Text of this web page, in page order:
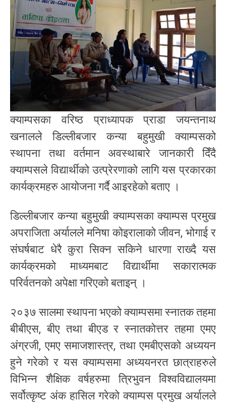
क्याम्पसका वरिष्ठ प्राध्यापक प्राडा जयन्तनाथ
खनालले डिल्लीबजार कन्या बहुमुखी क्याम्पसको
स्थापना तथा वर्तमान अवस्थाबारे जानकारी दिँदै
क्याम्पसले विद्यार्थीको उत्प्रेरणाको लागि यस प्रकारका
कार्यक्रमहरु आयोजना गर्दै आइरहेको बताए ।
डिल्लीबजार कन्या बहुमुखी क्याम्पसका क्याम्पस प्रमुख
अपराजिता अर्यालले मनिषा कोइरालाको जीवन, भोगाई र
संघर्षबाट धेरै कुरा सिक्न सकिने धारणा राख्दै यस
कार्यक्रमको माध्यमबाट विद्यार्थीमा सकारात्मक
परिर्वतनको अपेक्षा गरिएको बताइन् ।
२०३७ सालमा स्थापना भएको क्याम्पसमा स्नातक तहमा
बीबीएस, बीए तथा बीएड र स्नातकोत्तर तहमा एमए
अंग्रजी, एमए समाजशास्त्र, तथा एमबीएसको अध्ययन
हुने गरेको र यस क्याम्पसमा अध्ययनरत छात्राहरुले
विभिन्न शैक्षिक वर्षहरुमा त्रिभुवन विश्वविद्यालयमा
सर्वोत्कृष्ट अंक हासिल गरेको क्याम्पस प्रमुख अर्यालले